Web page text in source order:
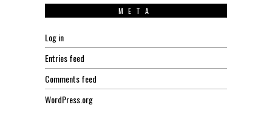
META
Log in
Entries feed
Comments feed
WordPress.org